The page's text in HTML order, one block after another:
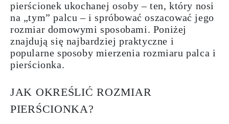
pierścionek ukochanej osoby – ten, który nosi
na „tym” palcu – i spróbować oszacować jego
rozmiar domowymi sposobami. Poniżej
znajdują się najbardziej praktyczne i
popularne sposoby mierzenia rozmiaru palca i
pierścionka.
JAK OKREŚLIĆ ROZMIAR
PIERŚCIONKA?